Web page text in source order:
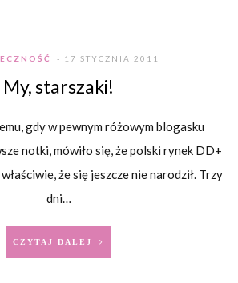
- 17 STYCZNIA 2011
My, starszaki!
gdy w pewnym różowym blogasku
notki, mówiło się, że polski rynek DD+
że się jeszcze nie narodził. Trzy
dni…
CZYTAJ DALEJ